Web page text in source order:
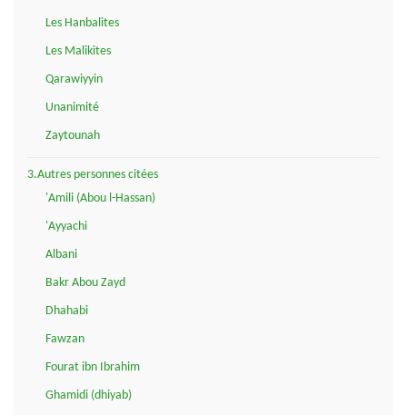
Les Hanbalites
Les Malikites
Qarawiyyin
Unanimité
Zaytounah
3.Autres personnes citées
'Amili (Abou l-Hassan)
'Ayyachi
Albani
Bakr Abou Zayd
Dhahabi
Fawzan
Fourat ibn Ibrahim
Ghamidi (dhiyab)